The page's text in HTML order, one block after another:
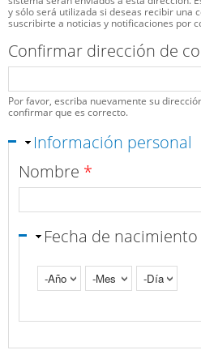
y sólo será utilizada si deseas recibir una
suscribirte a noticias y notificaciones por
Confirmar dirección de
Por favor, escriba nuevamente su
confirmar que es correcto.
Ocultar
Información personal
Nombre *
Fecha de nacimiento
Año
Mes Día